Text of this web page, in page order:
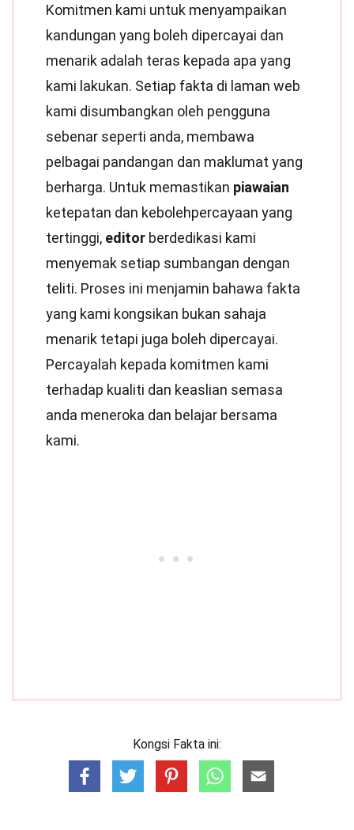
Komitmen kami untuk menyampaikan
kandungan yang boleh dipercayai dan
menarik adalah teras kepada apa yang
kami lakukan. Setiap fakta di laman web
kami disumbangkan oleh pengguna
sebenar seperti anda, membawa
pelbagai pandangan dan maklumat yang
berharga. Untuk memastikan piawaian
ketepatan dan kebolehpercayaan yang
tertinggi, editor berdedikasi kami
menyemak setiap sumbangan dengan
teliti. Proses ini menjamin bahawa fakta
yang kami kongsikan bukan sahaja
menarik tetapi juga boleh dipercayai.
Percayalah kepada komitmen kami
terhadap kualiti dan keaslian semasa
anda meneroka dan belajar bersama
kami.
Kongsi Fakta ini: